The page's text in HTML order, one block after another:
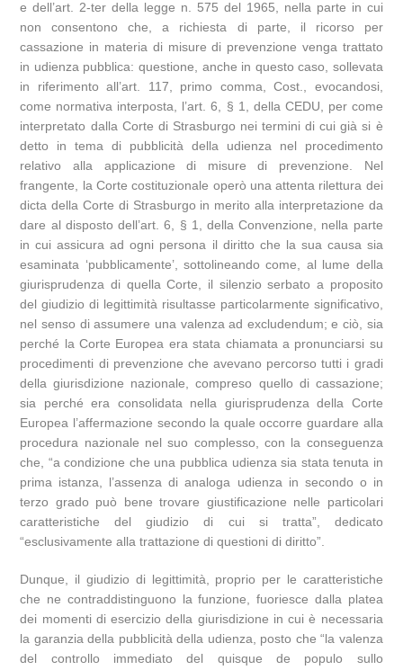
e dell’art. 2-ter della legge n. 575 del 1965, nella parte in cui
non consentono che, a richiesta di parte, il ricorso per
cassazione in materia di misure di prevenzione venga trattato
in udienza pubblica: questione, anche in questo caso, sollevata
in riferimento all’art. 117, primo comma, Cost., evocandosi,
come normativa interposta, l’art. 6, § 1, della CEDU, per come
interpretato dalla Corte di Strasburgo nei termini di cui già si è
detto in tema di pubblicità della udienza nel procedimento
relativo alla applicazione di misure di prevenzione. Nel
frangente, la Corte costituzionale operò una attenta rilettura dei
dicta della Corte di Strasburgo in merito alla interpretazione da
dare al disposto dell’art. 6, § 1, della Convenzione, nella parte
in cui assicura ad ogni persona il diritto che la sua causa sia
esaminata ‘pubblicamente’, sottolineando come, al lume della
giurisprudenza di quella Corte, il silenzio serbato a proposito
del giudizio di legittimità risultasse particolarmente significativo,
nel senso di assumere una valenza ad excludendum; e ciò, sia
perché la Corte Europea era stata chiamata a pronunciarsi su
procedimenti di prevenzione che avevano percorso tutti i gradi
della giurisdizione nazionale, compreso quello di cassazione;
sia perché era consolidata nella giurisprudenza della Corte
Europea l’affermazione secondo la quale occorre guardare alla
procedura nazionale nel suo complesso, con la conseguenza
che, “a condizione che una pubblica udienza sia stata tenuta in
prima istanza, l’assenza di analoga udienza in secondo o in
terzo grado può bene trovare giustificazione nelle particolari
caratteristiche del giudizio di cui si tratta”, dedicato
“esclusivamente alla trattazione di questioni di diritto”.
Dunque, il giudizio di legittimità, proprio per le caratteristiche
che ne contraddistinguono la funzione, fuoriesce dalla platea
dei momenti di esercizio della giurisdizione in cui è necessaria
la garanzia della pubblicità della udienza, posto che “la valenza
del controllo immediato del quisque de populo sullo